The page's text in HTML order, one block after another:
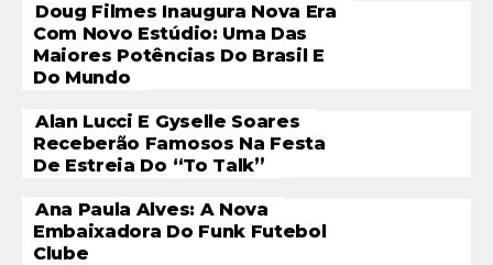
Doug Filmes Inaugura Nova Era
Com Novo Estúdio: Uma Das
Maiores Potências Do Brasil E
Do Mundo
Alan Lucci E Gyselle Soares
Receberão Famosos Na Festa
De Estreia Do “To Talk”
Ana Paula Alves: A Nova
Embaixadora Do Funk Futebol
Clube